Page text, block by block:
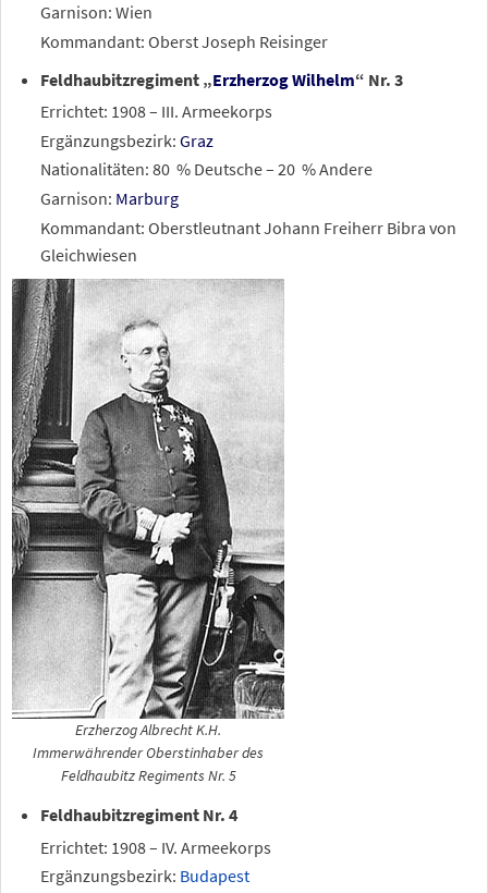
Garnison: Wien
Kommandant: Oberst Joseph Reisinger
Feldhaubitzregiment „Erzherzog Wilhelm“ Nr. 3
Errichtet: 1908 – III. Armeekorps
Ergänzungsbezirk: Graz
Nationalitäten: 80 % Deutsche – 20 % Andere
Garnison: Marburg
Kommandant: Oberstleutnant Johann Freiherr Bibra von
Gleichwiesen
Erzherzog Albrecht K.H.
Immerwährender Oberstinhaber des
Feldhaubitz Regiments Nr. 5
Feldhaubitzregiment Nr. 4
Errichtet: 1908 – IV. Armeekorps
Ergänzungsbezirk: Budapest